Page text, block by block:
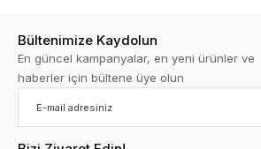
Bültenimize Kaydolun
En güncel kampanyalar, en yeni ürünler ve
haberler için bültene üye olun